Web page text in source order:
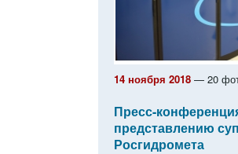
14 ноября 2018 — 20
Пресс-
представлению
Росгидромета